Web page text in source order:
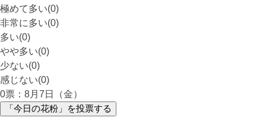
極めて多い(0)
非常に多い(0)
多い(0)
やや多い(0)
少ない(0)
感じない(0)
0票：8月7日（金）
「今日の花粉」を投票する